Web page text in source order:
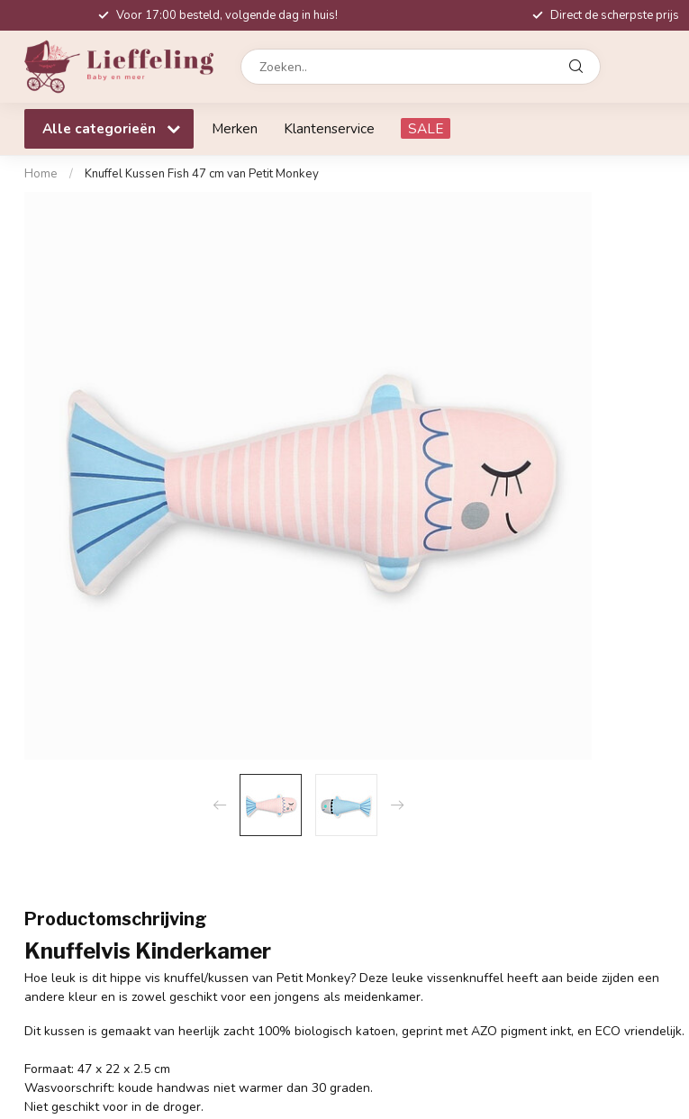
Voor 17:00 besteld, volgende dag in huis! Direct de scherpste prijs
Alle categorieën Merken Klantenservice SALE
Home / Knuffel Kussen Fish 47 cm van Petit Monkey
Productomschrijving
Knuffelvis Kinderkamer
Hoe leuk is dit hippe vis knuffel/kussen van Petit Monkey? Deze leuke vissenknuffel heeft aan beide zijden een
andere kleur en is zowel geschikt voor een jongens als meidenkamer.
Dit kussen is gemaakt van heerlijk zacht 100% biologisch katoen, geprint met AZO pigment inkt, en ECO vriendelijk.
Formaat: 47 x 22 x 2.5 cm
Wasvoorschrift: koude handwas niet warmer dan 30 graden.
Niet geschikt voor in de droger.